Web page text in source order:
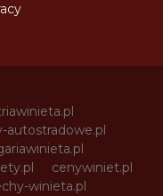
autostradowe.pl
cenywiniet.pl
winieta.pl